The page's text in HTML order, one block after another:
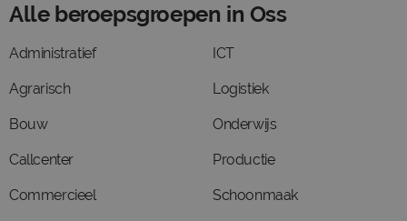
Alle beroepsgroepen in Oss
Administratief
Agrarisch
Bouw
Callcenter
Commercieel
ICT
Logistiek
Onderwijs
Productie
Schoonmaak